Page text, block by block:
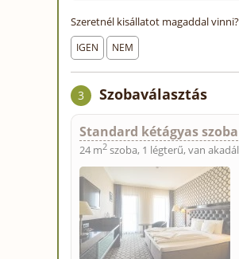
Szeretnél kisállatot magaddal vinni?
IGEN NEM
3 Szobaválasztás
Standard kétágyas szoba
24 m2 szoba, 1 légterű, van